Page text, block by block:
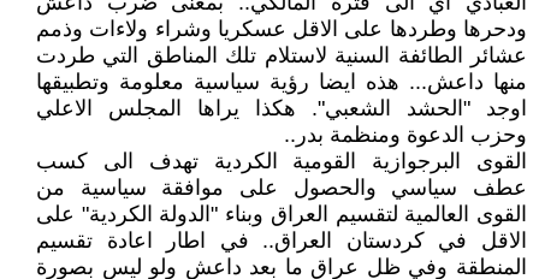
ودحرها وطردها على الاقل عسكريا وشراء ولاءات وذمم
عشائر الطائفة السنية لاستلام تلك المناطق التي طردت
منها داعش... هذه ايضا رؤية سياسية معلومة وتطبيقها
اوجد "الحشد الشعبي". هكذا يراها المجلس الاعلي
وحزب الدعوة ومنظمة بدر..
القوى البرجوازية القومية الكردية تهدف الى كسب
عطف سياسي والحصول على موافقة سياسية من
القوى العالمية لتقسيم العراق وبناء "الدولة الكردية" على
الاقل في كردستان العراق.. في اطار اعادة تقسيم
المنطقة وفي ظل عراق ما بعد داعش ولو ليس بصورة